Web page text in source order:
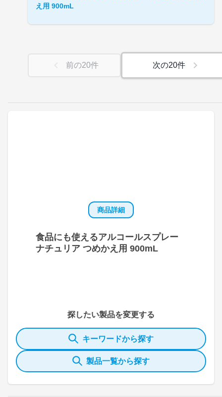
商品詳細
食品にも使えるアルコールスプレー
ナチュリア つめかえ用 900mL
探したい製品を変更する
キーワードから探す
製品一覧から探す
え用 900mL
前の20件 次の20件